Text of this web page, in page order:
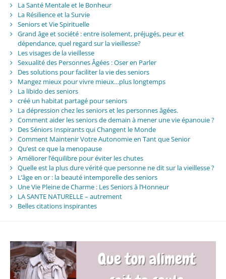
La Santé Mentale et le Bonheur
La Résilience et la Survie
Seniors et Vie Spirituelle
Grand âge et société : entre isolement, préjugés, peur et
dépendance, quel regard sur la vieillesse?
Les visages de la vieillesse
Sexualité des Personnes Âgées : Oser en Parler
Des solutions pour faciliter la vie des seniors
Mangez mieux pour vivre mieux…plus longtemps
La libido des seniors
créé un habitat partagé pour seniors
La dépression chez les seniors et les personnes âgées.
Comment aider les seniors de demain à mener une vie épanouie ?
Des Séniors Inspirants qui Changent le Monde
Comment Maintenir Votre Autonomie en Tant que Senior
Qu’est ce que la menopause
Améliorer l’équilibre pour éviter les chutes
Quelle est la plus dure vérité que personne ne dit sur la vieillesse ?
L’âge en or : la beauté intemporelle des seniors
Une Vie Pleine de Charme : Les Seniors à l’Honneur
LA SANTE NATURELLE – autrement
Belles citations inspirantes